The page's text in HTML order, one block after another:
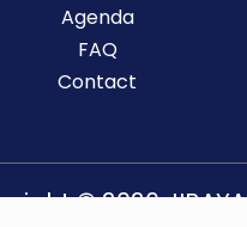
Agenda
FAQ
Contact
© 2026 JIBAYA